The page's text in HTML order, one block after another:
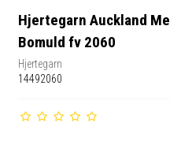
Hjertegarn Auckland
Bomuld fv 2060
Hjertegarn
14492060